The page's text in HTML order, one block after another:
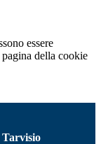
essere
della cookie